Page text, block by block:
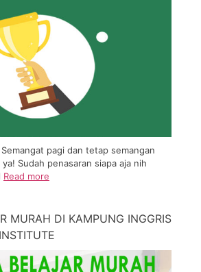
pagi dan tetap semangan
Sudah penasaran siapa aja nih
Read more
MURAH DI KAMPUNG INGGRIS